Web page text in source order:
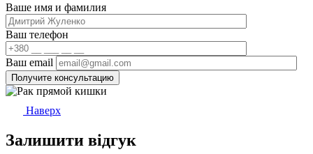
Ваше имя и фамилия
Ваш телефон
Ваш email
Наверх
Залишити відгук